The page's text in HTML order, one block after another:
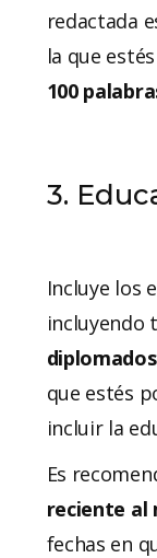
redactada
la que
100
3.
Incluye los
incluyendo
que estés
incluir la
Es
reciente al
fechas en